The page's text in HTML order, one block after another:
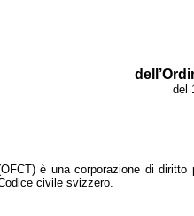
del
è una corporazione di
civile svizzero.